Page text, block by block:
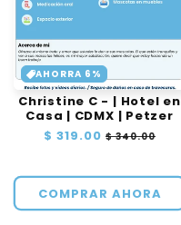
AHORRA 6%
Christine C - | Hotel en
Casa | CDMX | Petzer
Precio
$ 319.00 Precio
$ 340.00
COMPRAR AHORA